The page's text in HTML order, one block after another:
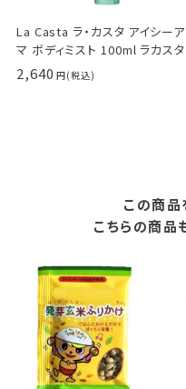
La Casta ラ・カスタ アイシー
マ ボディミスト 100ml ラカスタ
2,640
この商品
こちらの商品